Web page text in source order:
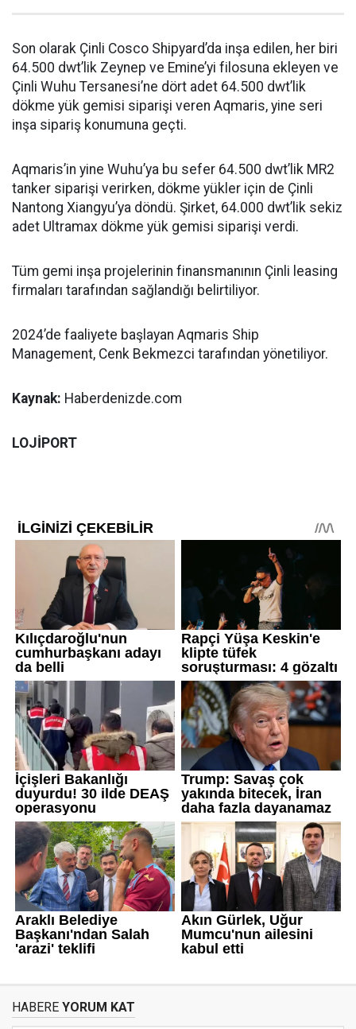
Son olarak Çinli Cosco Shipyard’da inşa edilen, her biri
64.500 dwt’lik Zeynep ve Emine’yi filosuna ekleyen ve
Çinli Wuhu Tersanesi’ne dört adet 64.500 dwt’lik
dökme yük gemisi siparişi veren Aqmaris, yine seri
inşa sipariş konumuna geçti.
Aqmaris’in yine Wuhu’ya bu sefer 64.500 dwt’lik MR2
tanker siparişi verirken, dökme yükler için de Çinli
Nantong Xiangyu’ya döndü. Şirket, 64.000 dwt’lik sekiz
adet Ultramax dökme yük gemisi siparişi verdi.
Tüm gemi inşa projelerinin finansmanının Çinli leasing
firmaları tarafından sağlandığı belirtiliyor.
2024’de faaliyete başlayan Aqmaris Ship
Management, Cenk Bekmezci tarafından yönetiliyor.
Kaynak: Haberdenizde.com
LOJİPORT
HABERE YORUM KAT